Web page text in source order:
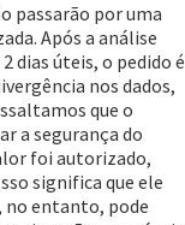
passarão por uma
Após a análise
dias úteis, o pedido é
nos dados,
que o
a segurança do
foi autorizado,
significa que ele
no entanto, pode